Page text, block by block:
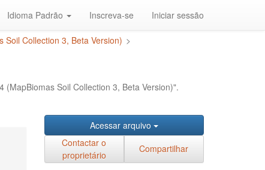
Idioma Padrão Inscreva-se Iniciar sessão
Collection 3, Beta Version) >
Soil Collection 3, Beta Version)".
Acessar arquivo
Contactar o
proprietário
Compartilhar